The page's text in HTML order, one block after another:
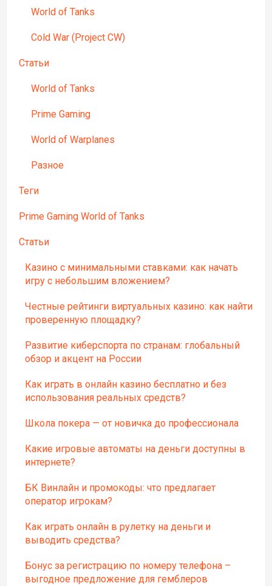
World of Tanks
Cold War (Project CW)
Статьи
World of Tanks
Prime Gaming
World of Warplanes
Разное
Теги
Prime Gaming World of Tanks
Статьи
Казино с минимальными ставками: как начать
игру с небольшим вложением?
Честные рейтинги виртуальных казино: как найти
проверенную площадку?
Развитие киберспорта по странам: глобальный
обзор и акцент на России
Как играть в онлайн казино бесплатно и без
использования реальных средств?
Школа покера — от новичка до профессионала
Какие игровые автоматы на деньги доступны в
интернете?
БК Винлайн и промокоды: что предлагает
оператор игрокам?
Как играть онлайн в рулетку на деньги и
выводить средства?
Бонус за регистрацию по номеру телефона –
выгодное предложение для гемблеров